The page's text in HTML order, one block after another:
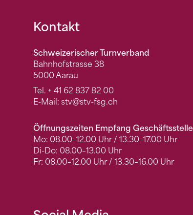
Fusszeile
Kontakt
Schweizerischer Turnverband
Bahnhofstrasse 38
5000 Aarau
Tel. + 41 62 837 82 00
E-Mail: stv@stv-fsg.ch
Öffnungszeiten Empfang Geschäftsstelle
Mo: 08.00–12.00 Uhr / 13.30–17.00 Uhr
Di-Do: 08.00–13.00 Uhr
Fr: 08.00–12.00 Uhr / 13.30–16.00 Uhr